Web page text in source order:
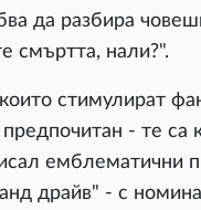
да разбира
смъртта, нали?".
стимулират
- те са
емблематични
драйв" - с